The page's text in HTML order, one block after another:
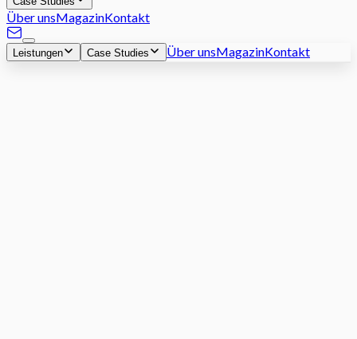
Über unsMagazinKontakt
Leistungen Case Studies Über unsMagazinKontakt